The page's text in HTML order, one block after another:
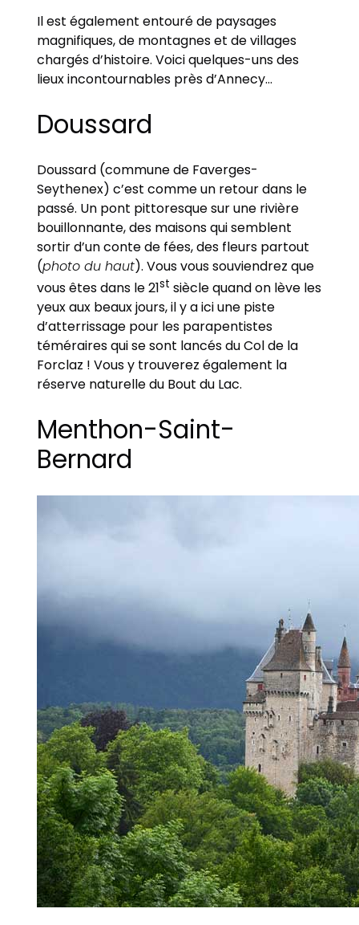
Il est également entouré de paysages
magnifiques, de montagnes et de villages
chargés d’histoire. Voici quelques-uns des
lieux incontournables près d’Annecy…
Doussard
Doussard (commune de Faverges-
Seythenex) c’est comme un retour dans le
passé. Un pont pittoresque sur une rivière
bouillonnante, des maisons qui semblent
sortir d’un conte de fées, des fleurs partout
(photo du haut). Vous vous souviendrez que
vous êtes dans le 21st siècle quand on lève les
yeux aux beaux jours, il y a ici une piste
d’atterrissage pour les parapentistes
téméraires qui se sont lancés du Col de la
Forclaz ! Vous y trouverez également la
réserve naturelle du Bout du Lac.
Menthon-Saint-
Bernard